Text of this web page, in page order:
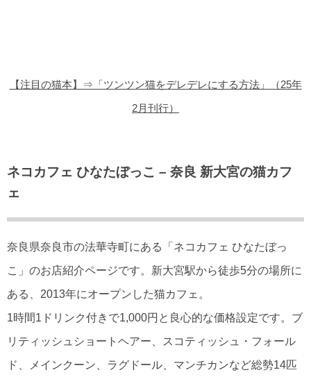
【注目の猫本】⇒「ツンツン猫をデレデレにする方法」（25年
2月刊行）
ネコカフェ ひなたぼっこ – 奈良 新大宮の猫カフ
ェ
奈良県奈良市の法華寺町にある「ネコカフェ ひなたぼっ
こ」のお店紹介ページです。新大宮駅から徒歩5分の場所に
ある、2013年にオープンした猫カフェ。
1時間1ドリンク付きで1,000円と良心的な価格設定です。ブ
リティッシュショートヘアー、スコティッシュ・フォール
ド、メインクーン、ラグドール、マンチカンなど総勢14匹
猫のゲーム・アプリ
猫のフリー写真素材